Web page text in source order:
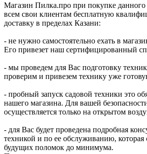
Магазин Пилка.про при покупке данного
всем свои клиентам бесплатную
доставку в пределах Казани:
- не нужно самостоятельно ехать в
Его привезет наш сертифицированный
- мы проведем для Вас подготовку
проверим и привезем технику уже
- пробный запуск садовой техники это
нашего магазина. Для вашей
осуществляется только на открытом
- для Вас будет проведена подробная
техникой и по ее обслуживанию, которая
будущих поломок до минимума.